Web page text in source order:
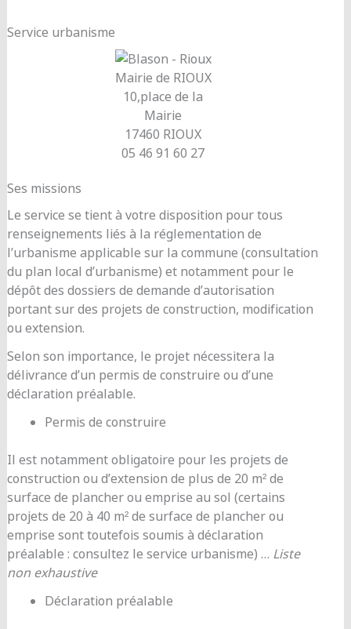
Service urbanisme
Mairie de RIOUX
10,place de la
Mairie
17460 RIOUX
05 46 91 60 27
Ses missions
Le service se tient à votre disposition pour tous
renseignements liés à la réglementation de
l’urbanisme applicable sur la commune (consultation
du plan local d’urbanisme) et notamment pour le
dépôt des dossiers de demande d’autorisation
portant sur des projets de construction, modification
ou extension.
Selon son importance, le projet nécessitera la
délivrance d’un permis de construire ou d’une
déclaration préalable.
Permis de construire
Il est notamment obligatoire pour les projets de
construction ou d’extension de plus de 20 m² de
surface de plancher ou emprise au sol (certains
projets de 20 à 40 m² de surface de plancher ou
emprise sont toutefois soumis à déclaration
préalable : consultez le service urbanisme) … Liste
non exhaustive
Déclaration préalable